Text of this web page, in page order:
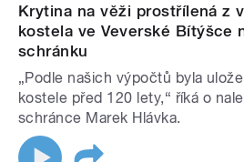
Krytina na věži prostřílená z
kostela ve Veverské Bítýšce
schránku
„Podle našich výpočtů byla
kostele před 120 lety,“ říká o
schránce Marek Hlávka.